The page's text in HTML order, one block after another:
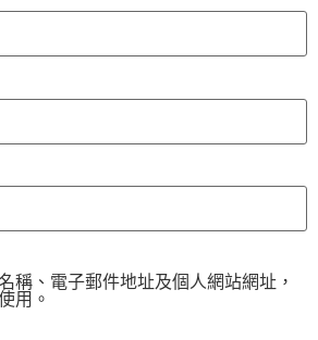
稱、電子郵件地址及個人網站網址，
用。